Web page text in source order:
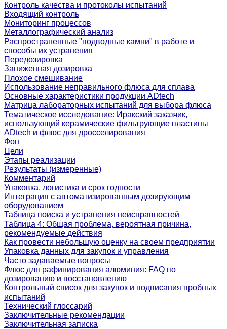
Контроль качества и протоколы испытаний
Входящий контроль
Мониторинг процессов
Металлографический анализ
Распространенные "подводные камни" в работе и
способы их устранения
Передозировка
Заниженная дозировка
Плохое смешивание
Использование неправильного флюса для сплава
Основные характеристики продукции ADtech
Матрица лабораторных испытаний для выбора флюса
Тематическое исследование: Иракский заказчик,
использующий керамические фильтрующие пластины
ADtech и флюс для дросселирования
Фон
Цели
Этапы реализации
Результаты (измеренные)
Комментарий
Упаковка, логистика и срок годности
Интеграция с автоматизированным дозирующим
оборудованием
Таблица поиска и устранения неисправностей
Таблица 4: Общая проблема, вероятная причина,
рекомендуемые действия
Как провести небольшую оценку на своем предприятии
Упаковка данных для закупок и управления
Часто задаваемые вопросы
Флюс для рафинирования алюминия: FAQ по
дозированию и восстановлению
Контрольный список для закупок и подписания пробных
испытаний
Технический глоссарий
Заключительные рекомендации
Заключительная записка